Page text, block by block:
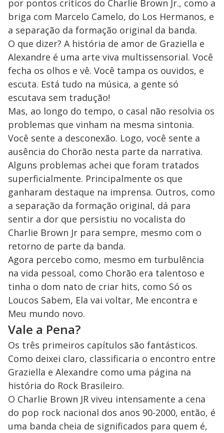
por pontos críticos do Charlie Brown Jr., como a
briga com Marcelo Camelo, do Los Hermanos, e
a separação da formação original da banda.
O que dizer? A história de amor de Graziella e
Alexandre é uma arte viva multissensorial. Você
fecha os olhos e vê. Você tampa os ouvidos, e
escuta. Está tudo na música, a gente só
escutava sem tradução!
Mas, ao longo do tempo, o casal não resolvia os
problemas que vinham na mesma sintonia.
Você sente a desconexão. Logo, você sente a
ausência do Chorão nesta parte da narrativa.
Alguns problemas achei que foram tratados
superficialmente. Principalmente os que
ganharam destaque na imprensa. Outros, como
a separação da formação original, dá para
sentir a dor que persistiu no vocalista do
Charlie Brown Jr para sempre, mesmo com o
retorno de parte da banda.
Agora percebo como, mesmo em turbulência
na vida pessoal, como Chorão era talentoso e
tinha o dom nato de criar hits, como Só os
Loucos Sabem, Ela vai voltar, Me encontra e
Meu mundo novo.
Vale a Pena?
Os três primeiros capítulos são fantásticos.
Como deixei claro, classificaria o encontro entre
Graziella e Alexandre como uma página na
história do Rock Brasileiro.
O Charlie Brown JR viveu intensamente a cena
do pop rock nacional dos anos 90-2000, então, é
uma banda cheia de significados para quem é,